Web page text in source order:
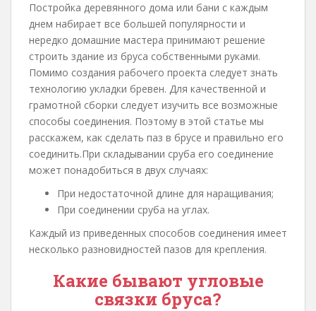
Постройка деревянного дома или бани с каждым
днем набирает все большей популярности и
нередко домашние мастера принимают решение
строить здание из бруса собственными руками.
Помимо создания рабочего проекта следует знать
технологию укладки бревен. Для качественной и
грамотной сборки следует изучить все возможные
способы соединения. Поэтому в этой статье мы
расскажем, как сделать паз в брусе и правильно его
соединить.При складывании сруба его соединение
может понадобиться в двух случаях:
При недостаточной длине для наращивания;
При соединении сруба на углах.
Каждый из приведенных способов соединения имеет
несколько разновидностей пазов для крепления.
Какие бывают угловые
связки бруса?